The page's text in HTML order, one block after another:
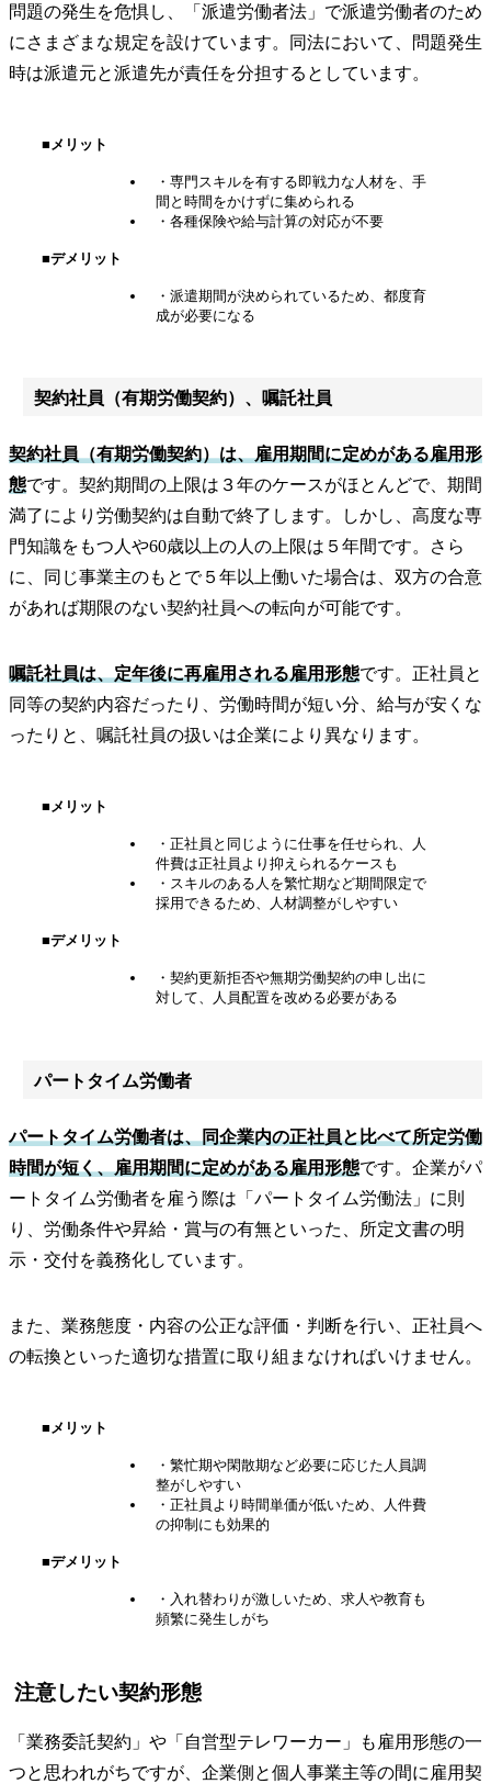
問題の発生を危惧し、「派遣労働者法」で派遣労働者のため
にさまざまな規定を設けています。同法において、問題発生
時は派遣元と派遣先が責任を分担するとしています。
■メリット
・専門スキルを有する即戦力な人材を、手
間と時間をかけずに集められる
・各種保険や給与計算の対応が不要
■デメリット
・派遣期間が決められているため、都度育
成が必要になる
契約社員（有期労働契約）、嘱託社員
契約社員（有期労働契約）は、雇用期間に定めがある雇用形
態です。契約期間の上限は３年のケースがほとんどで、期間
満了により労働契約は自動で終了します。しかし、高度な専
門知識をもつ人や60歳以上の人の上限は５年間です。さら
に、同じ事業主のもとで５年以上働いた場合は、双方の合意
があれば期限のない契約社員への転向が可能です。
嘱託社員は、定年後に再雇用される雇用形態です。正社員と
同等の契約内容だったり、労働時間が短い分、給与が安くな
ったりと、嘱託社員の扱いは企業により異なります。
■メリット
・正社員と同じように仕事を任せられ、人
件費は正社員より抑えられるケースも
・スキルのある人を繁忙期など期間限定で
採用できるため、人材調整がしやすい
■デメリット
・契約更新拒否や無期労働契約の申し出に
対して、人員配置を改める必要がある
パートタイム労働者
パートタイム労働者は、同企業内の正社員と比べて所定労働
時間が短く、雇用期間に定めがある雇用形態です。企業がパ
ートタイム労働者を雇う際は「パートタイム労働法」に則
り、労働条件や昇給・賞与の有無といった、所定文書の明
示・交付を義務化しています。
また、業務態度・内容の公正な評価・判断を行い、正社員へ
の転換といった適切な措置に取り組まなければいけません。
■メリット
・繁忙期や閑散期など必要に応じた人員調
整がしやすい
・正社員より時間単価が低いため、人件費
の抑制にも効果的
■デメリット
・入れ替わりが激しいため、求人や教育も
頻繁に発生しがち
注意したい契約形態
「業務委託契約」や「自営型テレワーカー」も雇用形態の一
つと思われがちですが、企業側と個人事業主等の間に雇用契